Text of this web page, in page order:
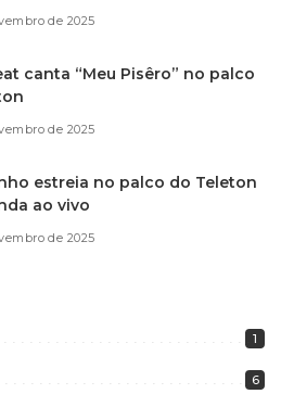
de 2025
canta “Meu Pisêro” no palco
de 2025
estreia no palco do Teleton
ao vivo
de 2025
1
6